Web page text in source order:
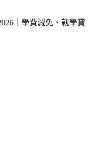
｜學費減免、就學貸